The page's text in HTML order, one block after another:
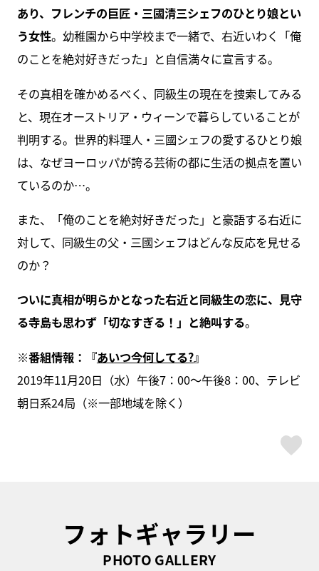
あり、フレンチの巨匠・三國清三シェフのひとり娘とい
う女性。幼稚園から中学校まで一緒で、右近いわく「俺
のことを絶対好きだった」と自信満々に宣言する。
その真相を確かめるべく、同級生の現在を捜索してみる
と、現在オーストリア・ウィーンで暮らしていることが
判明する。世界的料理人・三國シェフの愛するひとり娘
は、なぜヨーロッパが誇る芸術の都に生活の拠点を置い
ているのか…。
また、「俺のことを絶対好きだった」と豪語する右近に
対して、同級生の父・三國シェフはどんな反応を見せる
のか？
ついに真相が明らかとなった右近と同級生の恋に、見守
る寺島も思わず「切なすぎる！」と絶叫する。
※番組情報：『あいつ今何してる?』
2019年11月20日（水）午後7：00～午後8：00、テレビ
朝日系24局（※一部地域を除く）
フォトギャラリー
PHOTO GALLERY